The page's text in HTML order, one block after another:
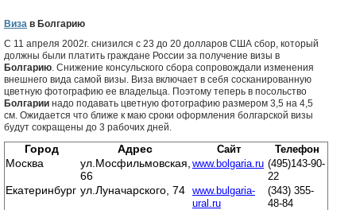
Виза в Болгарию
С 11 апреля 2002г. снизился с 23 до 20 долларов США сбор, который
должны были платить граждане России за получение визы в
Болгарию. Снижение консульского сбора сопровождали изменения
внешнего вида самой визы. Виза включает в себя сосканированную
цветную фотографию ее владельца. Поэтому теперь в посольство
Болгарии надо подавать цветную фотографию размером 3,5 на 4,5
см. Ожидается что ближе к маю сроки оформления болгарской визы
будут сокращены до 3 рабочих дней.
Город Адрес Сайт
Телефон
Москва
ул.Мосфильмовская,
66
www.bolgaria.ru (495)143-90-
22
Екатеринбург ул.Луначарского, 74 www.bulgaria-
ural.ru
(343) 355-
48-84